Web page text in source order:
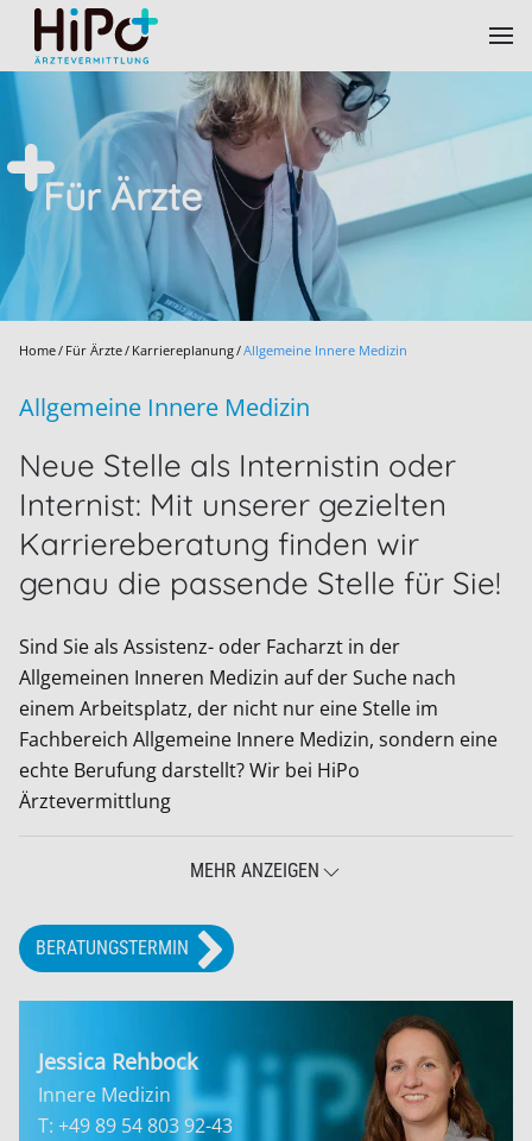
Skip to main content
Für Ärzte
Home Für Ärzte Karriereplanung Allgemeine Innere Medizin
Allgemeine Innere Medizin
Neue Stelle als Internistin oder
Internist: Mit unserer gezielten
Karriereberatung finden wir
genau die passende Stelle für Sie!
Sind Sie als Assistenz- oder Facharzt in der
Allgemeinen Inneren Medizin auf der Suche nach
einem Arbeitsplatz, der nicht nur eine Stelle im
Fachbereich Allgemeine Innere Medizin, sondern eine
echte Berufung darstellt? Wir bei HiPo
Ärztevermittlung
MEHR ANZEIGEN
BERATUNGSTERMIN
Niklas Klein
Innere Medizin
T: +49 89 54 803 92-19